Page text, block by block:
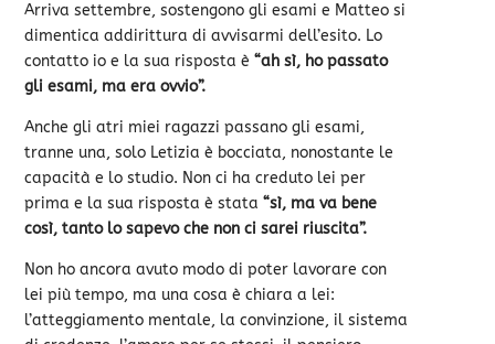
Arriva settembre, sostengono gli esami e Matteo si
dimentica addirittura di avvisarmi dell’esito. Lo
contatto io e la sua risposta è“ah sì, ho passato
gli esami, ma era ovvio”.
Anche gli atri miei ragazzi passano gli esami,
tranne una, solo Letizia è bocciata, nonostante le
capacità e lo studio. Non ci ha creduto lei per
prima e la sua risposta è stata“sì, ma va bene
così, tanto lo sapevo che non ci sarei riuscita”.
Non ho ancora avuto modo di poter lavorare con
lei più tempo, ma una cosa è chiara a lei:
l’atteggiamento mentale, la convinzione, il sistema